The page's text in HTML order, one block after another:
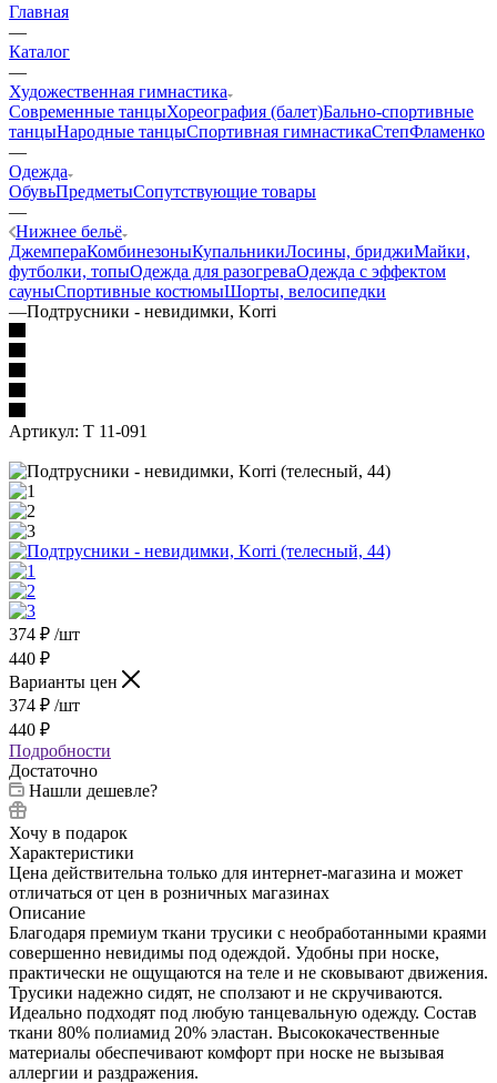
Главная
—
Каталог
—
Художественная гимнастика
Современные танцыХореография (балет)Бально-спортивные
танцыНародные танцыСпортивная гимнастикаСтепФламенко
—
Одежда
ОбувьПредметыСопутствующие товары
—
Нижнее бельё
ДжемпераКомбинезоныКупальникиЛосины, бриджиМайки,
футболки, топыОдежда для разогреваОдежда с эффектом
сауныСпортивные костюмыШорты, велосипедки
—Подтрусники - невидимки, Korri
Артикул: Т 11-091
374 ₽ /шт
440 ₽
Варианты цен
374 ₽ /шт
440 ₽
Подробности
Достаточно
Нашли дешевле?
Хочу в подарок
Характеристики
Цена действительна только для интернет-магазина и может
отличаться от цен в розничных магазинах
Описание
Благодаря премиум ткани трусики с необработанными краями
совершенно невидимы под одеждой. Удобны при носке,
практически не ощущаются на теле и не сковывают движения.
Трусики надежно сидят, не сползают и не скручиваются.
Идеально подходят под любую танцевальную одежду. Состав
ткани 80% полиамид 20% эластан. Высококачественные
материалы обеспечивают комфорт при носке не вызывая
аллергии и раздражения.